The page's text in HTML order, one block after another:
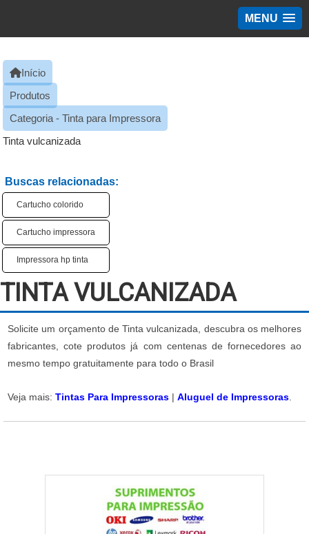
MENU
Início
Produtos
Categoria - Tinta para Impressora
Tinta vulcanizada
Buscas relacionadas:
Cartucho colorido
Cartucho impressora
Impressora hp tinta
TINTA VULCANIZADA
Solicite um orçamento de Tinta vulcanizada, descubra os melhores
fabricantes, cote produtos já com centenas de fornecedores ao
mesmo tempo gratuitamente para todo o Brasil
Veja mais: Tintas Para Impressoras | Aluguel de Impressoras